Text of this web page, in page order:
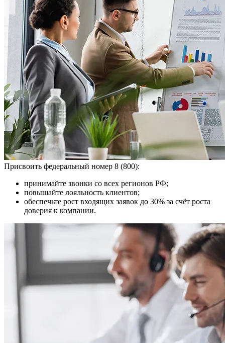
Присвоить федеральный номер 8 (800):
принимайте звонки со всех регионов РФ;
повышайте лояльность клиентов;
обеспечьте рост входящих заявок до 30% за счёт роста
доверия к компании.